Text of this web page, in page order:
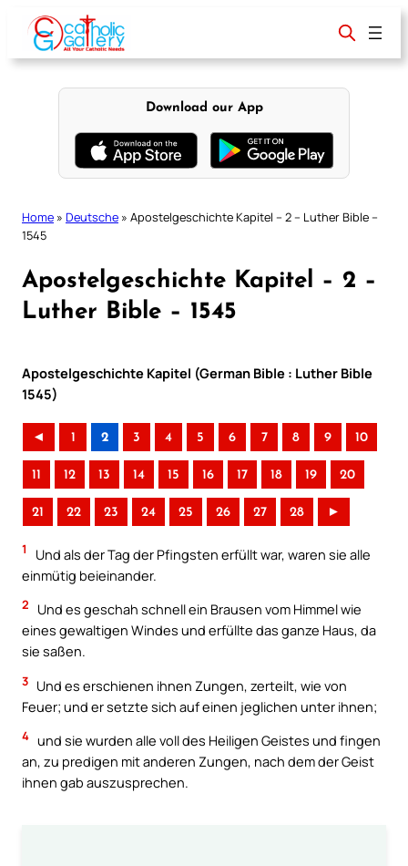
content
Download our App
Home » Deutsche » Apostelgeschichte Kapitel – 2 – Luther Bible –
1545
Apostelgeschichte Kapitel – 2 –
Luther Bible – 1545
Apostelgeschichte Kapitel (German Bible : Luther Bible
1545)
◄ 1 2 3 4 5 6 7 8 9 10
11 12 13 14 15 16 17 18 19 20
21 22 23 24 25 26 27 28 ►
1
Und als der Tag der Pfingsten erfüllt war, waren sie alle
einmütig beieinander.
2
Und es geschah schnell ein Brausen vom Himmel wie
eines gewaltigen Windes und erfüllte das ganze Haus, da
sie saßen.
3 Und es erschienen ihnen Zungen, zerteilt, wie von
Feuer; und er setzte sich auf einen jeglichen unter ihnen;
4 und sie wurden alle voll des Heiligen Geistes und fingen
an, zu predigen mit anderen Zungen, nach dem der Geist
ihnen gab auszusprechen.